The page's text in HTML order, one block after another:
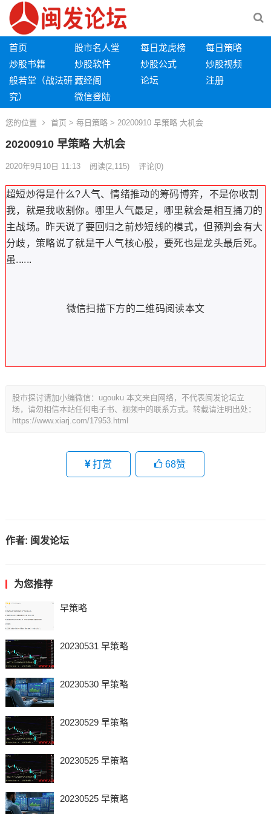
首页 股市名人堂 每日龙虎榜
每日策略
炒股书籍
炒股软件 炒股公式
炒股视频
般若堂（战法研
究）
藏经阁 论坛
注册
微信登陆
您的位置 首页 > 每日策略 > 20200910 早策略 大机会
20200910 早策略 大机会
2020年9月10日 11:13 阅读(2,115) 评论(0)
超短炒得是什么?人气、情绪推动的筹码博弈，不是你收割
我，就是我收割你。哪里人气最足，哪里就会是相互捅刀的
主战场。昨天说了要回归之前炒短线的模式，但预判会有大
分歧，策略说了就是干人气核心股，要死也是龙头最后死。
虽......
微信扫描下方的二维码阅读本文
股市探讨请加小编微信：ugouku 本文来自网络，不代表闽发论坛立
场，请勿相信本站任何电子书、视频中的联系方式。转载请注明出处：
https://www.xiarj.com/17953.html
打赏 68赞
作者: 闽发论坛
为您推荐
早策略
20230531 早策略
20230530 早策略
20230529 早策略
20230525 早策略
20230525 早策略